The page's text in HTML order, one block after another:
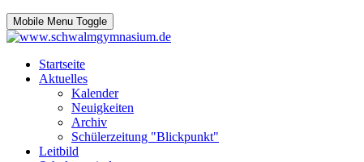
Mobile Menu Toggle
Startseite
Aktuelles
Kalender
Neuigkeiten
Archiv
Schülerzeitung "Blickpunkt"
Leitbild